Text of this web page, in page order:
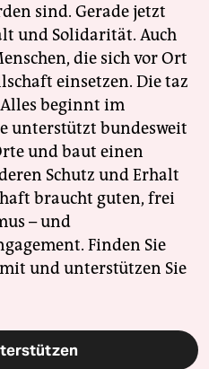
sind. Gerade jetzt
und Solidarität. Auch
die sich vor Ort
einsetzen. Die taz
beginnt im
unterstützt bundesweit
und baut einen
Schutz und Erhalt
braucht guten, frei
– und
Finden Sie
und unterstützen Sie